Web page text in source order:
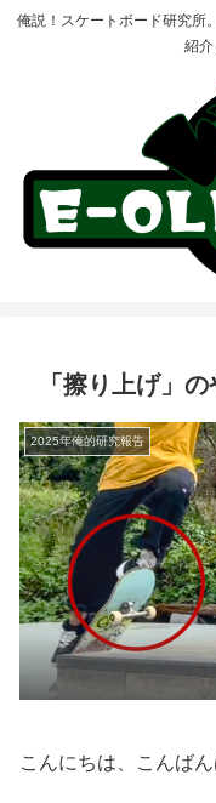
俺説！スケートボード研究所
紹介
「擦り上げ」
2025年俺的研究報告
こんにちは、こんばん